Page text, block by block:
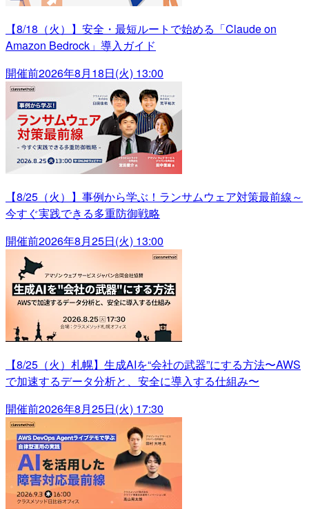
【8/18（火）】安全・最短ルートで始める「Claude on
Amazon Bedrock」導入ガイド
開催前2026年8月18日(火) 13:00
【8/25（火）】事例から学ぶ！ランサムウェア対策最前線～
今すぐ実践できる多重防御戦略
開催前2026年8月25日(火) 13:00
【8/25（火）札幌】生成AIを“会社の武器”にする方法〜AWS
で加速するデータ分析と、安全に導入する仕組み〜
開催前2026年8月25日(火) 17:30